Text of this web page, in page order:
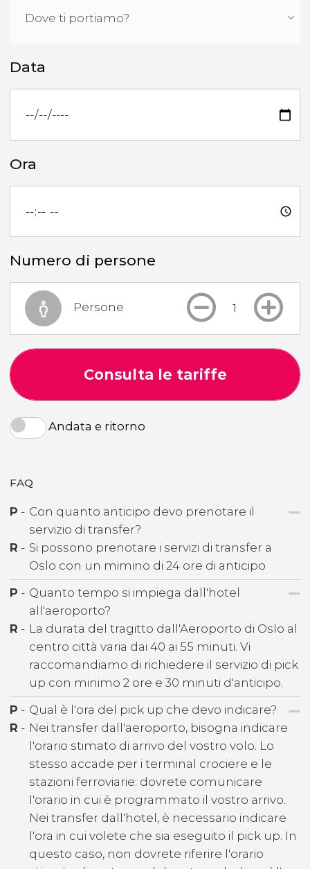
Data
Ora
Numero di persone
Persone
Consulta le tariffe
Andata e ritorno
FAQ
P - Con quanto anticipo devo prenotare il
servizio di transfer?
R - Si possono prenotare i servizi di transfer a
Oslo con un mimino di 24 ore di anticipo
P - Quanto tempo si impiega dall'hotel
all'aeroporto?
R - La durata del tragitto dall'Aeroporto di Oslo al
centro città varia dai 40 ai 55 minuti. Vi
raccomandiamo di richiedere il servizio di pick
up con minimo 2 ore e 30 minuti d'anticipo.
P - Qual è l'ora del pick up che devo indicare?
R - Nei transfer dall'aeroporto, bisogna indicare
l'orario stimato di arrivo del vostro volo. Lo
stesso accade per i terminal crociere e le
stazioni ferroviarie: dovrete comunicare
l'orario in cui è programmato il vostro arrivo.
Nei transfer dall'hotel, è necessario indicare
l'ora in cui volete che sia eseguito il pick up. In
questo caso, non dovrete riferire l'orario